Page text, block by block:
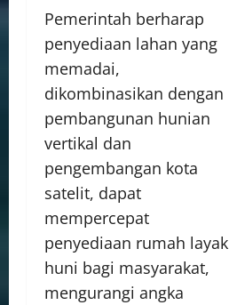
Pemerintah berharap
penyediaan lahan yang
memadai,
dikombinasikan dengan
pembangunan hunian
vertikal dan
pengembangan kota
satelit, dapat
mempercepat
penyediaan rumah layak
huni bagi masyarakat,
mengurangi angka